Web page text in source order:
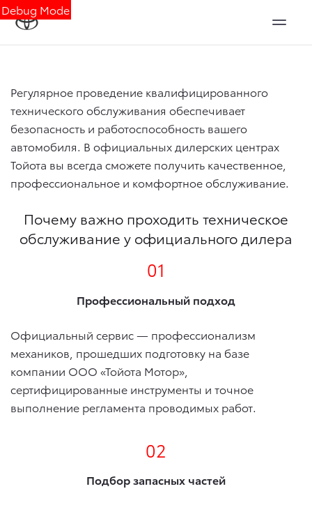
Debug Mode
Регулярное проведение квалифицированного
технического обслуживания обеспечивает
безопасность и работоспособность вашего
автомобиля. В официальных дилерских центрах
Тойота вы всегда сможете получить качественное,
профессиональное и комфортное обслуживание.
Почему важно проходить техническое
обслуживание у официального дилера
01
Профессиональный подход
Официальный сервис — профессионализм
механиков, прошедших подготовку на базе
компании ООО «Тойота Мотор»,
сертифицированные инструменты и точное
выполнение регламента проводимых работ.
02
Подбор запасных частей